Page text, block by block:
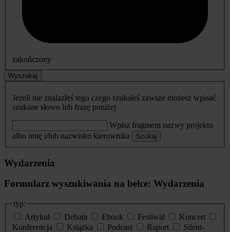
zakończony
Wyszukaj
Jeżeli nie znalazłeś tego czego szukałeś zawsze możesz wpisać
szukane słowo lub frazę poniżej
Wpisz fragment nazwy projektu
albo imię i/lub nazwisko kierownika
Szukaj
Wydarzenia
Formularz wyszukiwania na belce: Wydarzenia
typ:
Artykuł
Debata Ebook Festiwal
Koncert
Konferencja
Książka Podcast Raport
Silent-